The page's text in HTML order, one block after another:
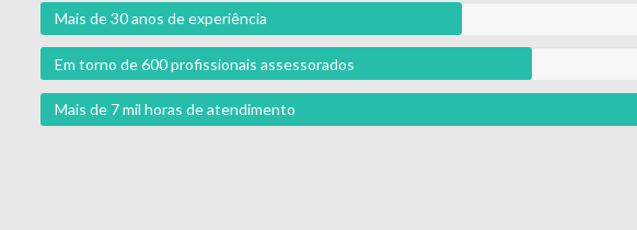
Mais de 30 anos de experiência
Em torno de 600 profissionais assessorados
Mais de 7 mil horas de atendimento